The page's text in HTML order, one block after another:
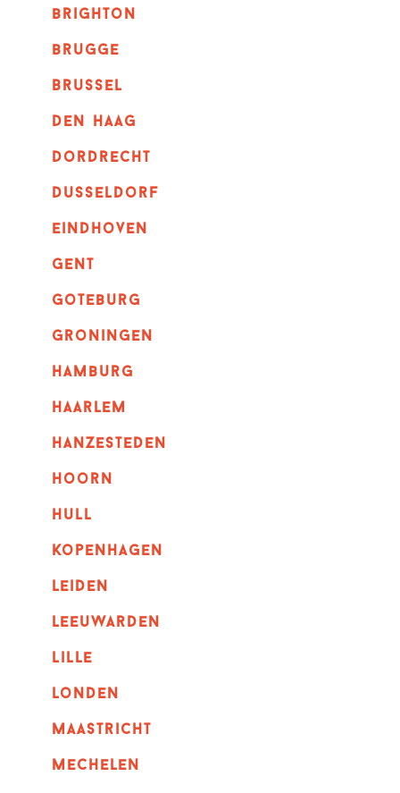
brighton
brugge
Brussel
Den haag
dordrecht
dusseldorf
eindhoven
GENT
goteburg
groningen
hamburg
haarlem
hanzesteden
hoorn
hull
kopenhagen
leiden
leeuwarden
lille
londen
maastricht
mechelen